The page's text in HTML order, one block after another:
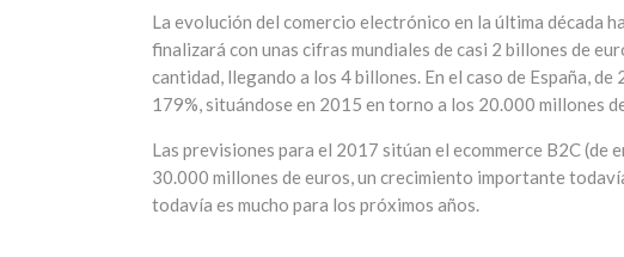
La evolución del comercio electrónico en la última década
finalizará con unas cifras mundiales de casi 2 billones de
cantidad, llegando a los 4 billones. En el caso de España,
179%, situándose en 2015 en torno a los 20.000 millones
Las previsiones para el 2017 sitúan el ecommerce B2C (de
30.000 millones de euros, un crecimiento importante
todavía es mucho para los próximos años.